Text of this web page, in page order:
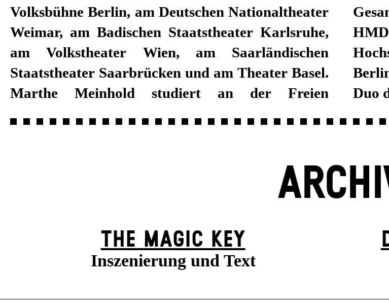
Volksbühne Berlin, am Deutschen Nationaltheater
Weimar, am Badischen Staatstheater Karlsruhe,
am Volkstheater Wien, am Saarländischen
Staatstheater Saarbrücken und am Theater Basel.
Marthe Meinhold studiert an der Freien
Gesang an der HfMDK Frankfurt und der
HMDK Stuttgart sowie Schauspielregie an der
Hochschule für Schauspielkunst Ernst Busch in
Berlin. Am Schauspiel Stuttgart entwickelte das
Duo
THE MAGIC KEY
Inszenierung und Text